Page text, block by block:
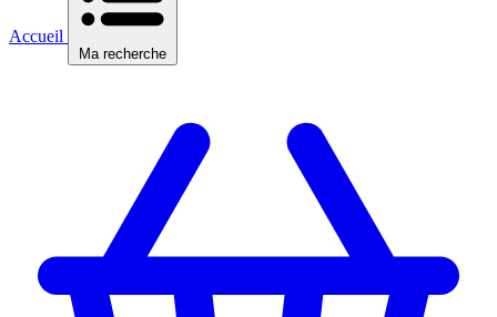
Accueil
Ma recherche